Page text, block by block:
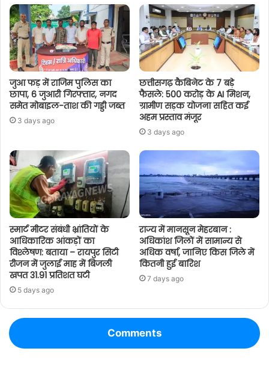
जुआ फड़ में राजिम पुलिस का
छापा, 6 जुआरी गिरफ्तार, नगद
समेत मोबाइल-ताश की गड्डी जब्त
3 days ago
छत्तीसगढ़ कैबिनेट के 7 बड़े
फैसले: 500 करोड़ के AI मिशन,
ग्रामीण सड़क योजना सहित कई
अहम प्रस्ताव मंजूर
3 days ago
स्मार्ट मीटर संबंधी भ्रांतियों के
आधिकारिक आंकड़ों का
विश्लेषण: बताया – रायपुर सिटी
रीजन में जुलाई माह में बिजली
खपत 31.91 प्रतिशत घटी
5 days ago
राज्य में मानसून मेहरबान :
अधिकांश जिलों में सामान्य से
अधिक वर्षा, जानिए किस जिले में
कितनी हुई बारिश
7 days ago
Comments